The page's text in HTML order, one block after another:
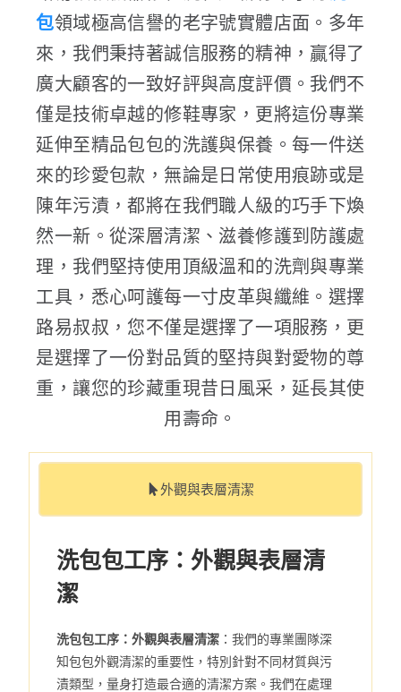
包領域極高信譽的老字號實體店面。多年
來，我們秉持著誠信服務的精神，贏得了
廣大顧客的一致好評與高度評價。我們不
僅是技術卓越的修鞋專家，更將這份專業
延伸至精品包包的洗護與保養。每一件送
來的珍愛包款，無論是日常使用痕跡或是
陳年污漬，都將在我們職人級的巧手下煥
然一新。從深層清潔、滋養修護到防護處
理，我們堅持使用頂級溫和的洗劑與專業
工具，悉心呵護每一寸皮革與纖維。選擇
路易叔叔，您不僅是選擇了一項服務，更
是選擇了一份對品質的堅持與對愛物的尊
重，讓您的珍藏重現昔日風采，延長其使
用壽命。
外觀與表層清潔
洗包包工序：外觀與表層清
潔
洗包包工序：外觀與表層清潔 ：我們的專業團隊深
知包包外觀清潔的重要性，特別針對不同材質與污
漬類型，量身打造最合適的清潔方案。我們在處理